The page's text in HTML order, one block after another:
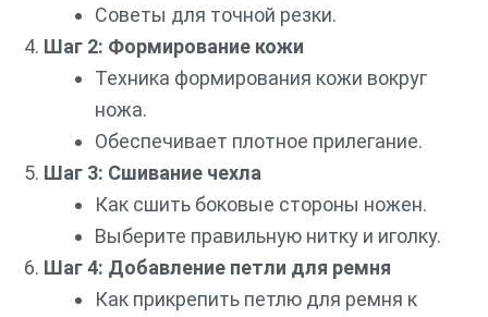
Советы для точной резки.
Шаг 2: Формирование кожи
Техника формирования кожи вокруг
ножа.
Обеспечивает плотное прилегание.
Шаг 3: Сшивание чехла
Как сшить боковые стороны ножен.
Выберите правильную нитку и иголку.
Шаг 4: Добавление петли для ремня
Как прикрепить петлю для ремня к